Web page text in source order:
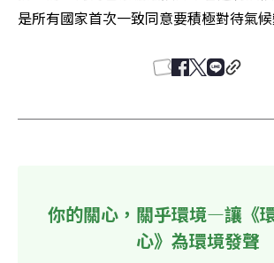
是所有國家首次一致同意要積極對待氣
你的關心，關乎環境—讓《
心》為環境發聲